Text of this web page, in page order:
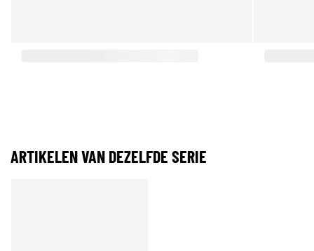
ARTIKELEN VAN DEZELFDE SERIE